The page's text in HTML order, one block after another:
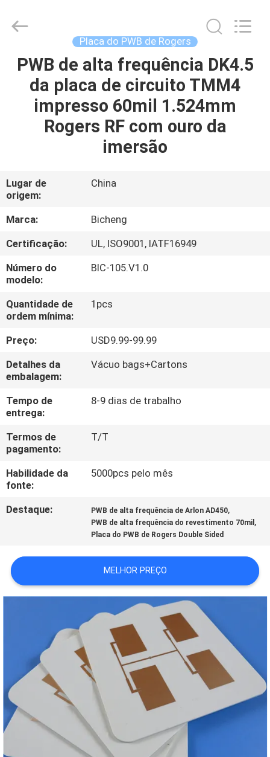
PARA
CASA
PRODUTOS
SOBRE
NÓS
VISITA
À
FÁBRICA
CONTROLE
DE
QUALIDADE
CONTACTE-
NOS
NOTÍCIAS
CASOS
MAPA
DO
SITE
POLÍTICA
PRIVACIDADE
Technology
Rights
Reserved.
Placa do PWB de Rogers
PWB de alta frequência DK4.5
da placa de circuito TMM4
impresso 60mil 1.524mm
Rogers RF com ouro da
imersão
Lugar de
origem:
China
Marca:
Bicheng
Certificação:
UL, ISO9001, IATF16949
Número do
modelo:
BIC-105.V1.0
Quantidade de
ordem mínima:
1pcs
Preço:
USD9.99-99.99
Detalhes da
embalagem:
Vácuo bags+Cartons
Tempo de
entrega:
8-9 dias de trabalho
Termos de
pagamento:
T/T
Habilidade da
fonte:
5000pcs pelo mês
Destaque: PWB de alta frequência de Arlon AD450,
PWB de alta frequência do revestimento 70mil ,
Placa do PWB de Rogers Double Sided
MELHOR PREÇO